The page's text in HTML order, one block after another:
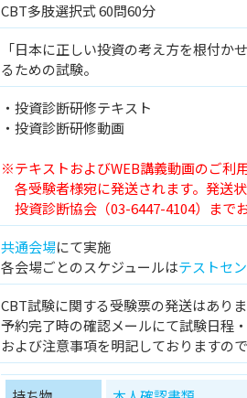
CBT多肢選択式 60問60分
「日本に正しい投資の考え方を根付
るための試験。
・投資診断研修テキスト
・投資診断研修動画
※テキストおよびWEB講義動画のご利
各受験者様宛に発送されます。発送
投資診断協会（03-6447-4104）まで
共通会場にて実施
各会場ごとのスケジュールはテストセ
CBT試験に関する受験票の発送はありま
予約完了時の確認メールにて試験日程・
および注意事項を明記しておりますの